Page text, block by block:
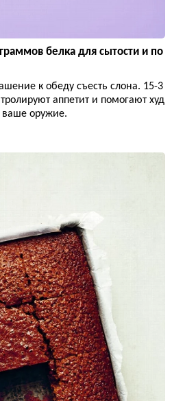
белка для сытости и по
к обеду съесть слона. 15-3
аппетит и помогают худ
ваше оружие.